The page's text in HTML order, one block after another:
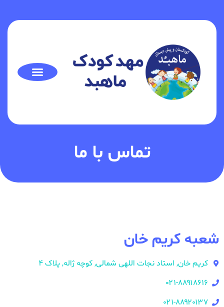
تماس با ما
شعبه کریم خان
کریم خان, استاد نجات اللهی شمالی, کوچه ژاله, پلاک ۴
۰۲۱-۸۸۹۱۸۶۱۶
۰۲۱-۸۸۹۲۰۱۳۷